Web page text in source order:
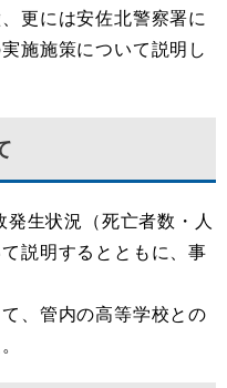
更には安佐北警察署に
施施策について説明し
生状況（死亡者数・人
説明するとともに、事
、管内の高等学校との